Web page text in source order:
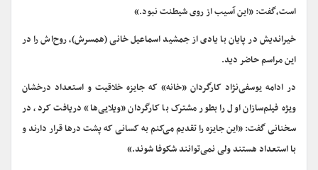
است،گفت: «این آسیب از روی شیطنت نبود.»
خیراندیش در پایان با یادی از جمشید اسماعیل خانی (همسرش)، روح‌اش را در
این مراسم حاضر دید.
در ادامه یوسفی‌نژاد کارگردان «خانه» که جایزه خلاقیت و استعداد درخشان
ویژه‌ فیلم‌سازان اول را بطور مشترک با کارگردان «ویلایی‌ها» دریافت کرد، در
سخنانی گفت: «این جایزه را تقدیم می‌کنم به کسانی که پشت درها قرار دارند و
با استعداد هستند ولی نمی‌توانند شکوفا شوند.»